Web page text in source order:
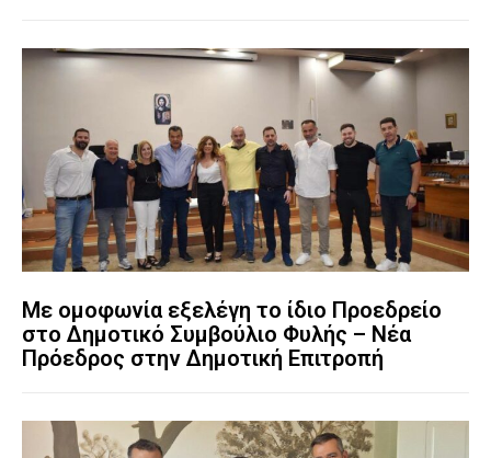
Με ομοφωνία εξελέγη το ίδιο Προεδρείο
στο Δημοτικό Συμβούλιο Φυλής – Νέα
Πρόεδρος στην Δημοτική Επιτροπή